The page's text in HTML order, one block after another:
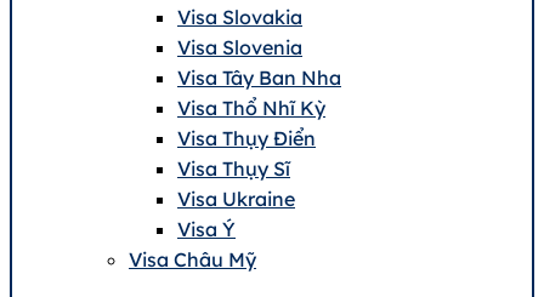
Visa Slovakia
Visa Slovenia
Visa Tây Ban Nha
Visa Thổ Nhĩ Kỳ
Visa Thụy Điển
Visa Thụy Sĩ
Visa Ukraine
Visa Ý
Visa Châu Mỹ